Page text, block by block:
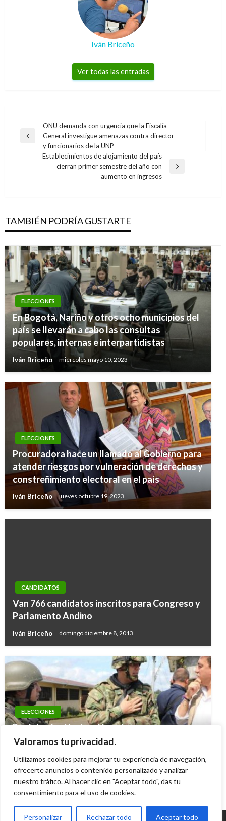
Valoramos tu privacidad.
Utilizamos cookies para mejorar tu experiencia de navegación,
ofrecerte anuncios o contenido personalizado y analizar
nuestro tráfico. Al hacer clic en "Aceptar todo", das tu
consentimiento para el uso de cookies.
Personalizar Rechazar todo Aceptar todo
Iván Briceño
Ver todas las entradas
Navegación
de
entradas
Entrada
ONU demanda con urgencia que la Fiscalía
General investigue amenazas contra director
y funcionarios de la UNP
Establecimientos de alojamiento del país
cierran primer semestre del año con
aumento en ingresos
TAMBIÉN PODRÍA GUSTARTE
ELECCIONES
En Bogotá, Nariño y otros ocho municipios del
país se llevarán a cabo las consultas
populares, internas e interpartidistas
Iván Briceño miércoles mayo 10, 2023
ELECCIONES
Procuradora hace un llamado al Gobierno para
atender riesgos por vulneración de derechos y
constreñimiento electoral en el país
Iván Briceño jueves octubre 19, 2023
CANDIDATOS
Van 766 candidatos inscritos para Congreso y
Parlamento Andino
Iván Briceño domingo diciembre 8, 2013
ELECCIONES
Registrador Nacional lanzó programa para
ofrecer mayores garantías electorales a
Iván Briceño miércoles septiembre 20, 2023